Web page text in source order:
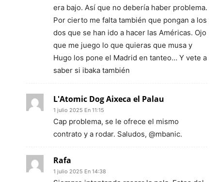
era bajo. Así que no debería haber problema.
Por cierto me falta también que pongan a los
dos que se han ido a hacer las Américas. Ojo
que me juego lo que quieras que musa y
Hugo los pone el Madrid en tanteo… Y vete a
saber si ibaka también
L'Atomic Dog Aixeca el Palau
1 julio 2025 En 11:15
Cap problema, se le ofrece el mismo
contrato y a rodar. Saludos, @mbanic.
Rafa
1 julio 2025 En 14:38